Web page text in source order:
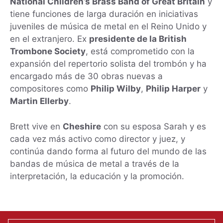
tiene funciones de larga duración en iniciativas
juveniles de música de metal en el Reino Unido y
en el extranjero. Ex presidente de la British
Trombone Society, está comprometido con la
expansión del repertorio solista del trombón y ha
encargado más de 30 obras nuevas a
compositores como Philip Wilby, Philip Harper y
Martin Ellerby.
Brett vive en Cheshire con su esposa Sarah y es
cada vez más activo como director y juez, y
continúa dando forma al futuro del mundo de las
bandas de música de metal a través de la
interpretación, la educación y la promoción.